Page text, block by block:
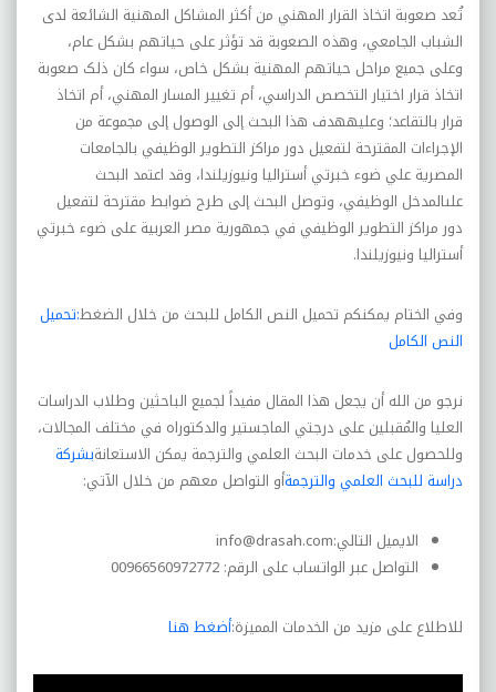
تُعد صعوبة اتخاذ القرار المهني من أکثر المشاکل المهنية الشائعة لدى
الشباب الجامعي، وهذه الصعوبة قد تؤثر على حياتهم بشکل عام،
وعلى جميع مراحل حياتهم المهنية بشکل خاص، سواء کان ذلک صعوبة
اتخاذ قرار اختيار التخصص الدراسي، أم تغيير المسار المهني، أم اتخاذ
قرار بالتقاعد؛ وعليههدف هذا البحث إلى الوصول إلى مجموعة من
الإجراءات المقترحة لتفعيل دور مراکز التطوير الوظيفي بالجامعات
المصرية علي ضوء خبرتي أستراليا ونيوزيلندا، وقد اعتمد البحث
علىالمدخل الوظيفي، وتوصل البحث إلى طرح ضوابط مقترحة لتفعيل
دور مراکز التطوير الوظيفي في جمهورية مصر العربية على ضوء خبرتي
أستراليا ونيوزيلندا.
وفي الختام يمكنكم تحميل النص الكامل للبحث من خلال الضغط:تحميل
النص الكامل
نرجو من الله أن يجعل هذا المقال مفيداً لجميع الباحثين وطلاب الدراسات
العليا والمُقبلين على درجتي الماجستير والدكتوراه في مختلف المجالات،
وللحصول على خدمات البحث العلمي والترجمة يمكن الاستعانةبشركة
دراسة للبحث العلمي والترجمةأو التواصل معهم من خلال الآتي:
الايميل التالي:info@drasah.com
التواصل عبر الواتساب على الرقم: 00966560972772
للاطلاع على مزيد من الخدمات المميزة:أضغط هنا